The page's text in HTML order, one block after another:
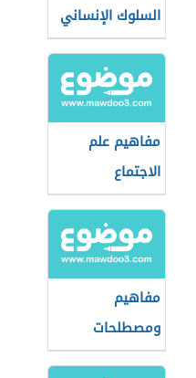
السلوك الإنساني
مفاهيم علم
الاجتماع
مفاهيم
ومصطلحات
فلسفية